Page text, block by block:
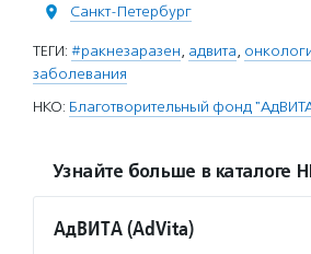
Санкт-Петербург
ТЕГИ: #ракнезаразен, адвита,
заболевания
НКО: Благотворительный фонд
Узнайте больше в каталоге
АдВИТА (AdVita)